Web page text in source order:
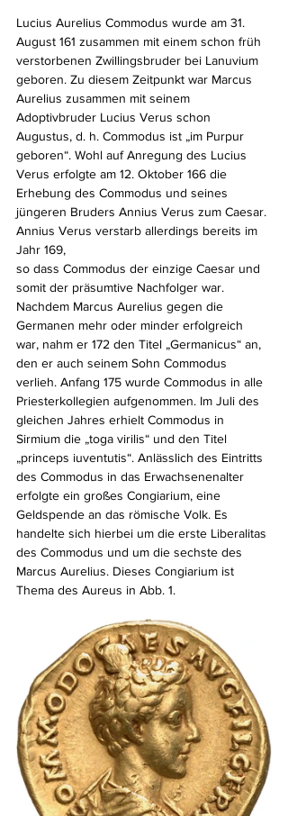
Lucius Aurelius Commodus wurde am 31.
August 161 zusammen mit einem schon früh
verstorbenen Zwillingsbruder bei Lanuvium
geboren. Zu diesem Zeitpunkt war Marcus
Aurelius zusammen mit seinem
Adoptivbruder Lucius Verus schon
Augustus, d. h. Commodus ist „im Purpur
geboren“. Wohl auf Anregung des Lucius
Verus erfolgte am 12. Oktober 166 die
Erhebung des Commodus und seines
jüngeren Bruders Annius Verus zum Caesar.
Annius Verus verstarb allerdings bereits im
Jahr 169,
so dass Commodus der einzige Caesar und
somit der präsumtive Nachfolger war.
Nachdem Marcus Aurelius gegen die
Germanen mehr oder minder erfolgreich
war, nahm er 172 den Titel „Germanicus“ an,
den er auch seinem Sohn Commodus
verlieh. Anfang 175 wurde Commodus in alle
Priesterkollegien aufgenommen. Im Juli des
gleichen Jahres erhielt Commodus in
Sirmium die „toga virilis“ und den Titel
„princeps iuventutis“. Anlässlich des Eintritts
des Commodus in das Erwachsenenalter
erfolgte ein großes Congiarium, eine
Geldspende an das römische Volk. Es
handelte sich hierbei um die erste Liberalitas
des Commodus und um die sechste des
Marcus Aurelius. Dieses Congiarium ist
Thema des Aureus in Abb. 1.